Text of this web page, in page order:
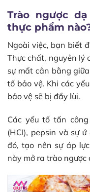
Trào ngược
thực phẩm
Ngoài việc, bạn biết
Thực chất, nguyên lý
sự mất cân bằng
tố bảo vệ. Khi các
bảo vệ sẽ bị đẩy lùi.
Các yếu tố tấn
(HCI), pepsin và sự
đó, tạo nên sự áp
này mở ra trào ngược